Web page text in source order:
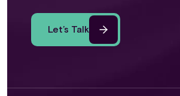
Let’s Talk